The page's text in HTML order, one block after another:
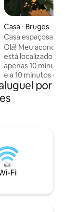
média de
Casa ⋅ Bruges
Casa espaçosa e
em um local
Olá! Meu
está localizado
apenas 10
e a 10 minutos da
um verdadeiro
bares,
porta e ao lado
pequeno pátio
precisa para uma
bela Bruges! Espero receber você em
breve!
por
Fi